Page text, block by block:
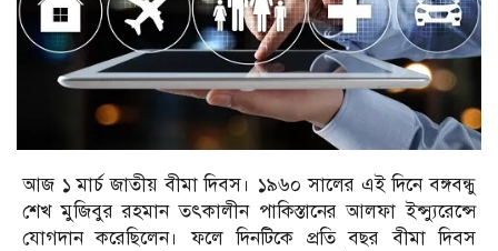
আজ ১ মার্চ জাতীয় বীমা দিবস। ১৯৬০ সালের এই দিনে বঙ্গবন্ধু
শেখ মুজিবুর রহমান তৎকালীন পাকিস্তানের আলফা ইন্স্যুরেন্সে
যোগদান করেছিলেন। ফলে দিনটিকে প্রতি বছর বীমা দিবস